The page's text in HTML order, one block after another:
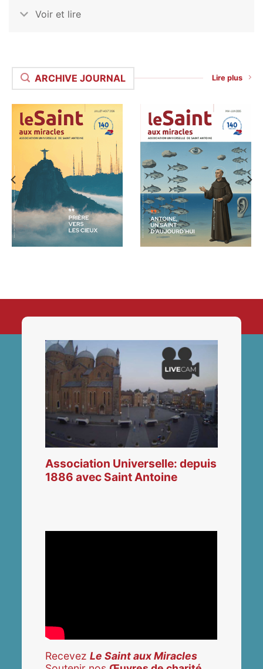
Voir et lire
ARCHIVE JOURNAL Lire plus
Association Universelle: depuis
1886 avec Saint Antoine
RecevezLe Saint aux Miracles